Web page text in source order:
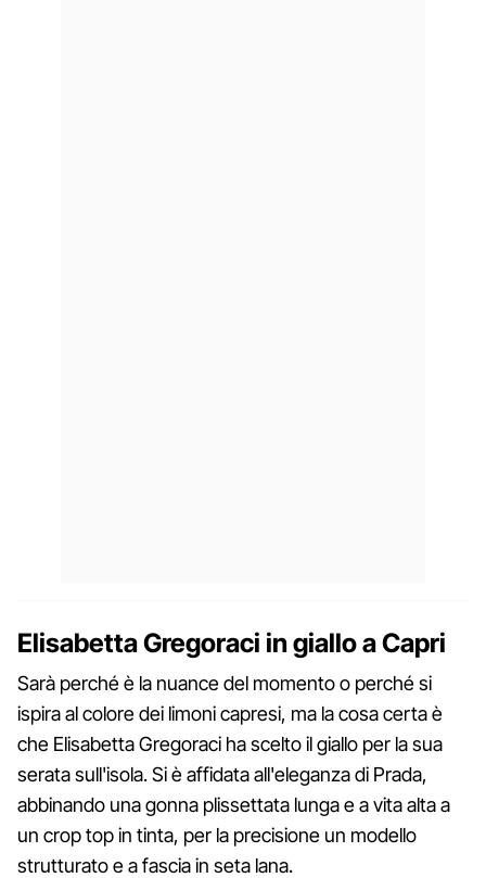
Elisabetta Gregoraci in giallo a Capri
Sarà perché è la nuance del momento o perché si
ispira al colore dei limoni capresi, ma la cosa certa è
che Elisabetta Gregoraci ha scelto il giallo per la sua
serata sull'isola. Si è affidata all'eleganza di Prada,
abbinando una gonna plissettata lunga e a vita alta a
un crop top in tinta, per la precisione un modello
strutturato e a fascia in seta lana.